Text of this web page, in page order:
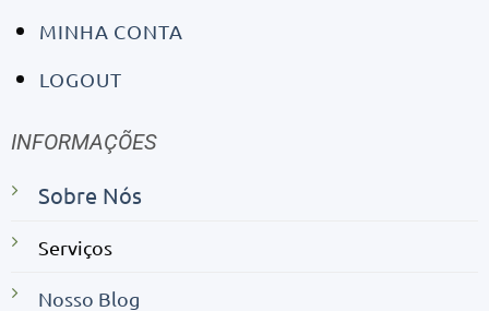
MINHA CONTA
LOGOUT
INFORMAÇÕES
Sobre Nós
Serviços
Nosso Blog